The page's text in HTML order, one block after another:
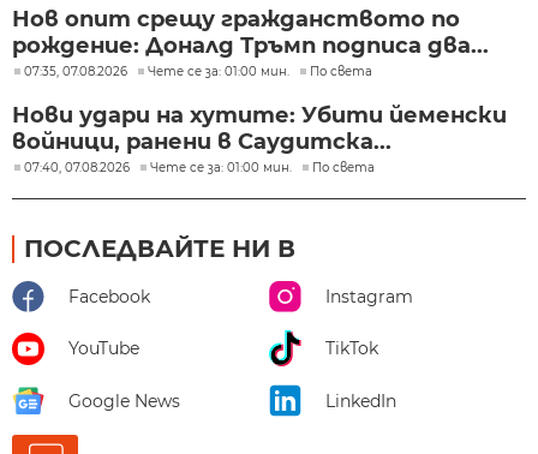
Нов опит срещу гражданството по
рождение: Доналд Тръмп подписа два...
07:35, 07.08.2026 Чете се за: 01:00 мин. По света
Нови удари на хутите: Убити йеменски
войници, ранени в Саудитска...
07:40, 07.08.2026 Чете се за: 01:00 мин. По света
ПОСЛЕДВАЙТЕ НИ В
Facebook Instagram
YouTube TikTok
Google News LinkedIn